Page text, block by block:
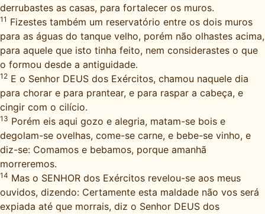
derrubastes as casas, para fortalecer os muros.
11 Fizestes também um reservatório entre os dois muros
para as águas do tanque velho, porém não olhastes acima,
para aquele que isto tinha feito, nem considerastes o que
o formou desde a antiguidade.
12 E o Senhor DEUS dos Exércitos, chamou naquele dia
para chorar e para prantear, e para raspar a cabeça, e
cingir com o cilício.
13 Porém eis aqui gozo e alegria, matam-se bois e
degolam-se ovelhas, come-se carne, e bebe-se vinho, e
diz-se: Comamos e bebamos, porque amanhã
morreremos.
14 Mas o SENHOR dos Exércitos revelou-se aos meus
ouvidos, dizendo: Certamente esta maldade não vos será
expiada até que morrais, diz o Senhor DEUS dos